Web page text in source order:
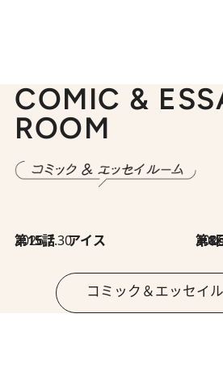
COMIC &
ROOM
2026.7.30
第15話 アイス 第8回「同
コミック＆エッセイ